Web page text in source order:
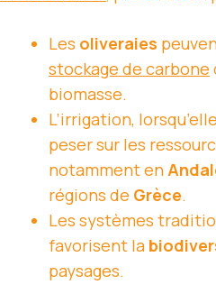
Les oliveraies
stockage de carbone
biomasse.
L’irrigation,
peser sur les
notamment en
régions de Grèce.
Les systèmes
favorisent la
paysages.